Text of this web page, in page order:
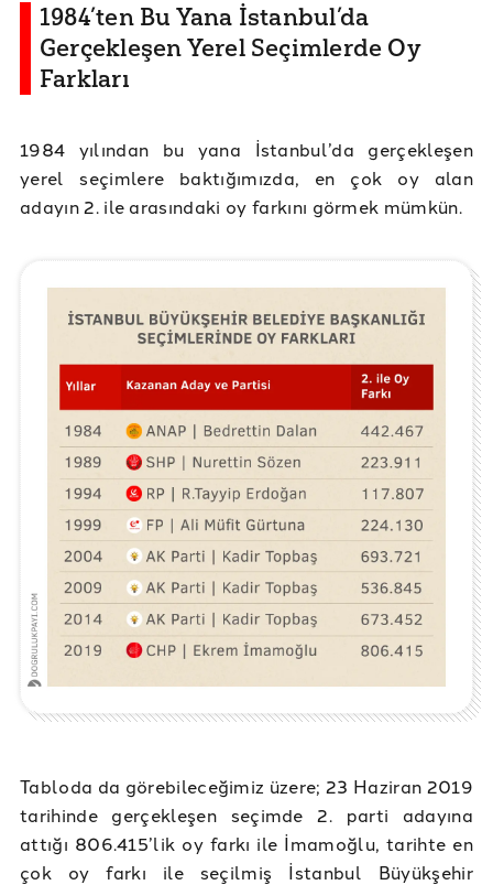
1984’ten Bu Yana İstanbul’da
Gerçekleşen Yerel Seçimlerde Oy
Farkları
1984 yılından bu yana İstanbul’da gerçekleşen
yerel seçimlere baktığımızda, en çok oy alan
adayın 2. ile arasındaki oy farkını görmek mümkün.
Tabloda da görebileceğimiz üzere; 23 Haziran 2019
tarihinde gerçekleşen seçimde 2. parti adayına
attığı 806.415’lik oy farkı ile İmamoğlu, tarihte en
çok oy farkı ile seçilmiş İstanbul Büyükşehir